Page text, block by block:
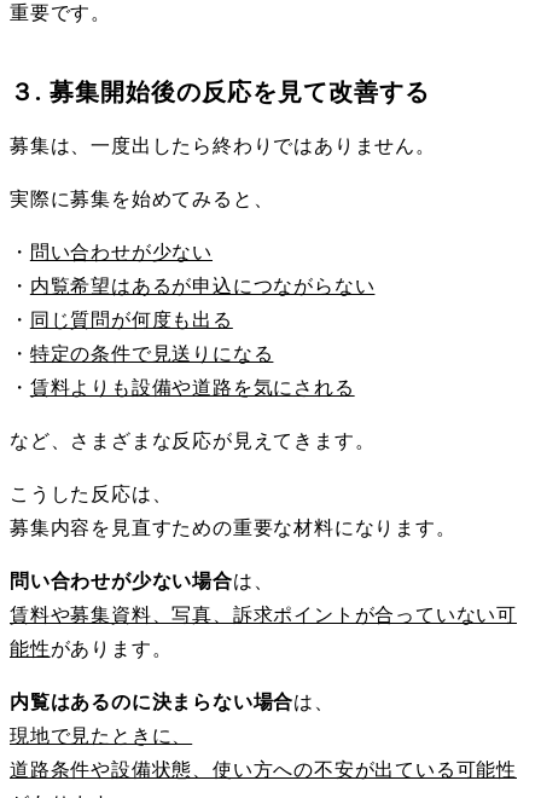
重要です。
３. 募集開始後の反応を見て改善する
募集は、一度出したら終わりではありません。
実際に募集を始めてみると、
・ 問い合わせが少ない
・ 内覧希望はあるが申込につながらない
・ 同じ質問が何度も出る
・ 特定の条件で見送りになる
・ 賃料よりも設備や道路を気にされる
など、さまざまな反応が見えてきます。
こうした反応は、
募集内容を見直すための重要な材料になります。
問い合わせが少ない場合は、
賃料や募集資料、写真、訴求ポイントが合っていない可
能性があります。
内覧はあるのに決まらない場合は、
現地で見たときに、
道路条件や設備状態、使い方への不安が出ている可能性